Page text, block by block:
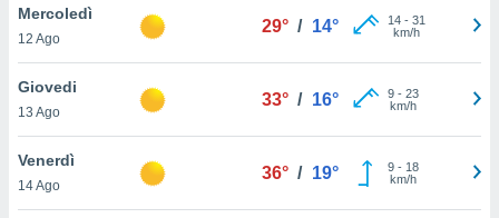
un
la
nella
Mercoledì
12 Ago
29° / 14° 14- 31
km/h
Giovedi
13 Ago
33° / 16° 9- 23
km/h
Venerdì
14 Ago
36° / 19° 9- 18
km/h